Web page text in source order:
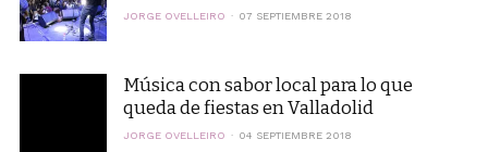
JORGE OVELLEIRO 07 SEPTIEMBRE 2018
Música con sabor local para lo que
queda de fiestas en Valladolid
JORGE OVELLEIRO 04 SEPTIEMBRE 2018